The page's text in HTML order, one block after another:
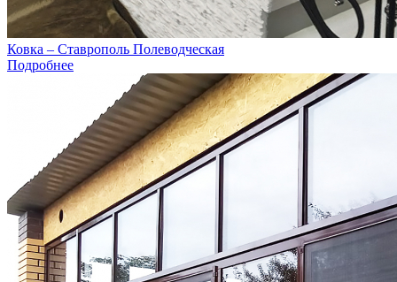
Ковка – Ставрополь Полеводческая
Подробнее